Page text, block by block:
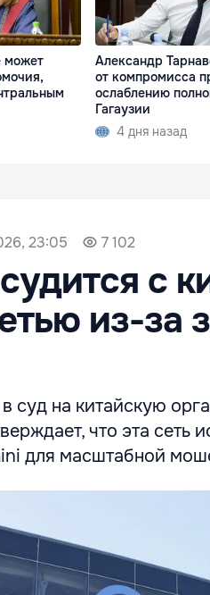
может
Александр
от компромисса
ослаблению
Гагаузии
4 дня назад
23:05 7 102
с
из-за
суд на китайскую
что эта сеть
для масштабной